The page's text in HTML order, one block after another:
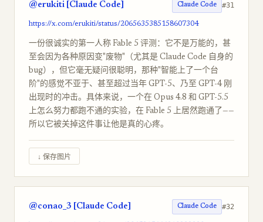
@erukiti [Claude Code] Claude Code #31
https://x.com/erukiti/status/2065635385158607304
一份很诚实的第一人称 Fable 5 评测：它不是万能的，甚
至会因为各种原因变"废物"（尤其是 Claude Code 自身的
bug），但它毫无疑问很聪明，那种"智能上了一个台
阶"的感觉不亚于、甚至超过当年 GPT-5、乃至 GPT-4 刚
出现时的冲击。具体来说，一个在 Opus 4.8 和 GPT-5.5
上怎么努力都跑不通的实验，在 Fable 5 上居然跑通了——
所以它被关掉这件事让他是真的心疼。
↓ 保存图片
@conao_3 [Claude Code] Claude Code #32